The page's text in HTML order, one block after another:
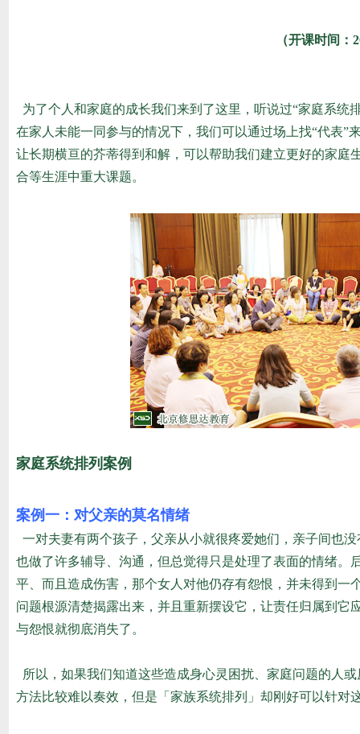
（开课时间
为了个人和家庭的成长我们来到了这里，听说过“家庭系统
在家人未能一同参与的情况下，我们可以通过场上找“代表
让长期横亘的芥蒂得到和解，可以帮助我们建立更好的家
合等生涯中重大课题。
家庭系统排列案例
案例一：对父亲的莫名情绪
一对夫妻有两个孩子，父亲从小就很疼爱她们，亲子间也
也做了许多辅导、沟通，但总觉得只是处理了表面的情绪
平、而且造成伤害，那个女人对他仍存有怨恨，并未得到
问题根源清楚揭露出来，并且重新摆设它，让责任归属到
与怨恨就彻底消失了。
所以，如果我们知道这些造成身心灵困扰、家庭问题的人
方法比较难以奏效，但是「家族系统排列」却刚好可以针对